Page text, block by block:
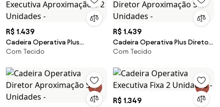
R$ 1.439
Cadeira Operativa Plus
Executiva Aproximação S 2
Com Tecido
R$ 1.439
Cadeira Operativa Plus Diretor
Aproximação S 2 Unidades -
Com Tecido
R$ 1.349